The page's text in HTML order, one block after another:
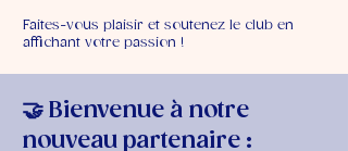
Faites-vous plaisir et soutenez le club en
affichant votre passion !
🤝 Bienvenue à notre
nouveau partenaire :